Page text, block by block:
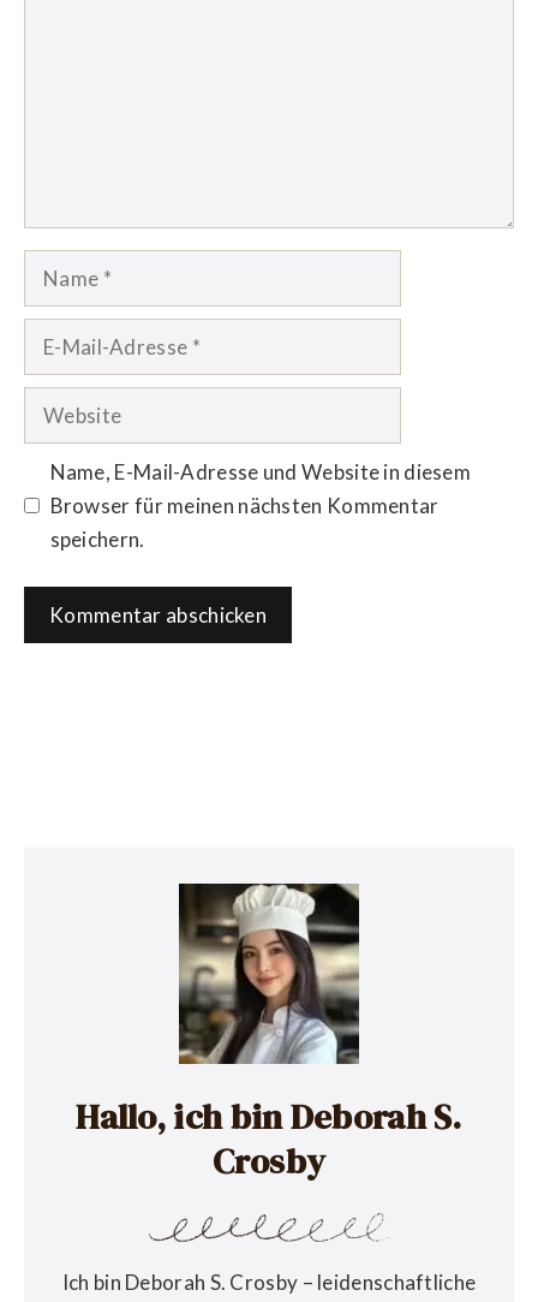
Name
Website
Name, E-Mail-Adresse und Website in diesem
Browser für meinen nächsten Kommentar
speichern.
Hallo, ich bin Deborah S.
Crosby
Ich bin Deborah S. Crosby – leidenschaftliche